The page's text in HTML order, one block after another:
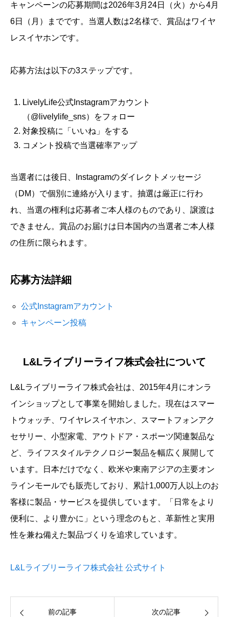
キャンペーンの応募期間は2026年3月24日（火）から4月
6日（月）までです。当選人数は2名様で、賞品はワイヤ
レスイヤホンです。
応募方法は以下の3ステップです。
LivelyLife公式Instagramアカウント
（@livelylife_sns）をフォロー
対象投稿に「いいね」をする
コメント投稿で当選確率アップ
当選者には後日、Instagramのダイレクトメッセージ
（DM）で個別に連絡が入ります。抽選は厳正に行わ
れ、当選の権利は応募者ご本人様のものであり、譲渡は
できません。賞品のお届けは日本国内の当選者ご本人様
の住所に限られます。
応募方法詳細
公式Instagramアカウント
キャンペーン投稿
L&Lライブリーライフ株式会社について
L&Lライブリーライフ株式会社は、2015年4月にオンラ
インショップとして事業を開始しました。現在はスマー
トウォッチ、ワイヤレスイヤホン、スマートフォンアク
セサリー、小型家電、アウトドア・スポーツ関連製品な
ど、ライフスタイルテクノロジー製品を幅広く展開して
います。日本だけでなく、欧米や東南アジアの主要オン
ラインモールでも販売しており、累計1,000万人以上のお
客様に製品・サービスを提供しています。「日常をより
便利に、より豊かに」という理念のもと、革新性と実用
性を兼ね備えた製品づくりを追求しています。
L&Lライブリーライフ株式会社 公式サイト
前の記事 次の記事